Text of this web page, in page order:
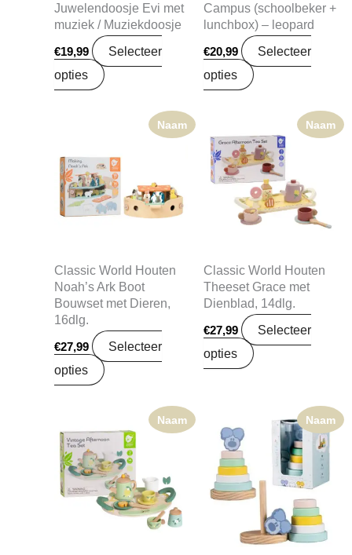
Juwelendoosje Evi met
muziek / Muziekdoosje
€19,99
Selecteer
opties
Campus (schoolbeker +
lunchbox) – leopard
€20,99
Selecteer
opties
Naam
Classic World Houten
Noah’s Ark Boot
Bouwset met Dieren,
16dlg.
€27,99
Selecteer
opties
Naam
Classic World Houten
Theeset Grace met
Dienblad, 14dlg.
€27,99
Selecteer
opties
Naam Naam